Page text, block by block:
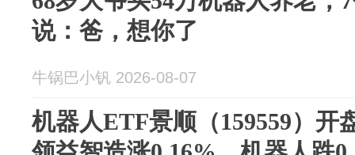
说：爸，想你了
牛锅巴小钒 2026-08-07
机器人ETF景顺（159559）开